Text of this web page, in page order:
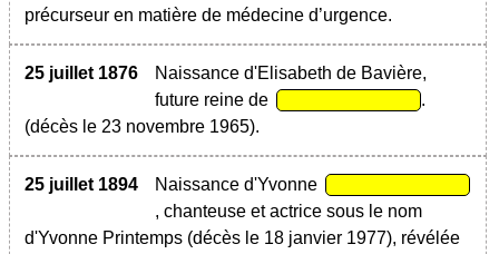
précurseur en matière de médecine d’urgence.
25 juillet 1876
Naissance d'Elisabeth de Bavière,
future reine de
.
(décès le 23 novembre 1965).
25 juillet 1894
Naissance d'Yvonne
, chanteuse et actrice sous le nom
d'Yvonne Printemps (décès le 18 janvier 1977), révélée